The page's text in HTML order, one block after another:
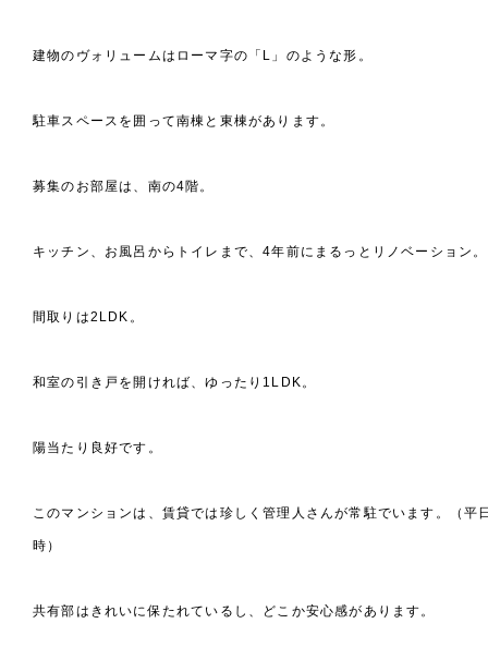
建物のヴォリュームはローマ字の「L」のような形。
駐車スペースを囲って南棟と東棟があります。
募集のお部屋は、南の4階。
キッチン、お風呂からトイレまで、4年前にまるっとリノベーション。
間取りは2LDK。
和室の引き戸を開ければ、ゆったり1LDK。
陽当たり良好です。
このマンションは、賃貸では珍しく管理人さんが常駐でいます。（平
時）
共有部はきれいに保たれているし、どこか安心感があります。